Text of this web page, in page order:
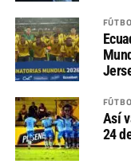
Así
24